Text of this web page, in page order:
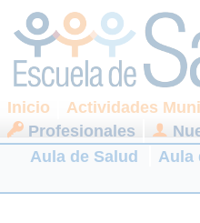
Inicio Actividades
Profesionales
Aula de Salud
Aula